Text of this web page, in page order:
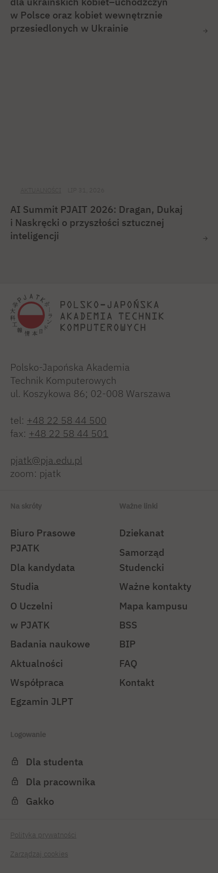
w Polsce oraz kobiet wewnętrznie
przesiedlonych w Ukrainie
AI Summit PJAIT 2026: Dragan, Dukaj
i Naskręcki o przyszłości sztucznej
inteligencji
Polsko-Japońska Akademia
Technik Komputerowych
ul. Koszykowa 86; 02-008 Warszawa
tel: +48 22 58 44 500
fax: +48 22 58 44 501
pjatk@pja.edu.pl
zoom: pjatk
Na skróty
Biuro Prasowe
PJATK
Dla kandydata
Studia
O Uczelni
w PJATK
Badania naukowe
Aktualności
Współpraca
Egzamin JLPT
Ważne linki
Dziekanat
Samorząd
Studencki
Ważne kontakty
Mapa kampusu
BSS
BIP
FAQ
Kontakt
Logowanie
Dla studenta
Dla pracownika
Gakko
Polityka prywatności
Zarządzaj cookies